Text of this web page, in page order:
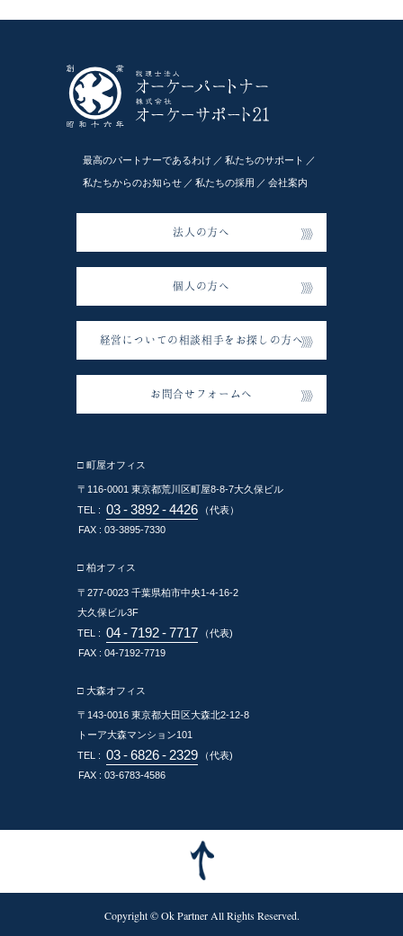
最高のパートナーであるわけ 私たちのサポート
私たちからのお知らせ 私たちの採用 会社案内
法人の方へ
個人の方へ
経営についての相談相手をお探しの方へ
お問合せフォームへ
□ 町屋オフィス
〒116-0001 東京都荒川区町屋8-8-7大久保ビル
TEL : 03 - 3892 - 4426
（代表）
FAX : 03-3895-7330
□ 柏オフィス
〒277-0023 千葉県柏市中央1-4-16-2
大久保ビル3F
TEL : 04 - 7192 - 7717
（代表)
FAX : 04-7192-7719
□ 大森オフィス
〒143-0016 東京都大田区大森北2-12-8
トーア大森マンション101
TEL : 03 - 6826 - 2329
（代表)
FAX : 03-6783-4586
Copyright © Ok Partner All Rights Reserved.